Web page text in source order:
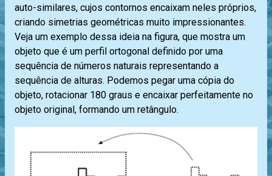
auto-similares, cujos contornos encaixam neles próprios,
criando simetrias geométricas muito impressionantes.
Veja um exemplo dessa ideia na figura, que mostra um
objeto que é um perfil ortogonal definido por uma
sequência de números naturais representando a
sequência de alturas. Podemos pegar uma cópia do
objeto, rotacionar 180 graus e encaixar perfeitamente no
objeto original, formando um retângulo.